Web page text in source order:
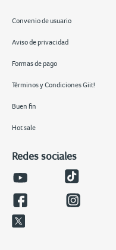
Convenio de usuario
Aviso de privacidad
Formas de pago
Términos y Condiciones Giit!
Buen fin
Hot sale
Redes sociales